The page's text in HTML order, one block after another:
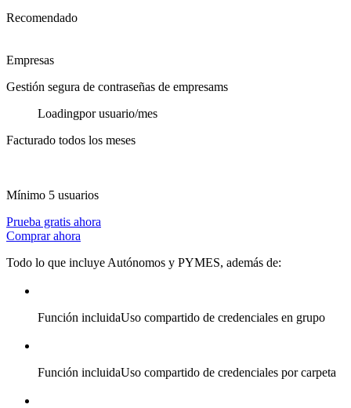
Recomendado
Empresas
Gestión segura de contraseñas de empresams
Loadingpor usuario/mes
Facturado todos los meses
Mínimo 5 usuarios
Prueba gratis ahora
Comprar ahora
Todo lo que incluye Autónomos y PYMES, además de:
Función incluidaUso compartido de credenciales en grupo
Función incluidaUso compartido de credenciales por carpeta